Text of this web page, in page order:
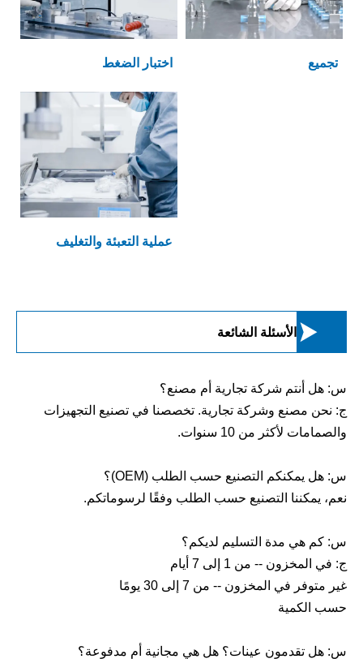
اختبار الضغط تجميع
عملية التعبئة والتغليف
 الأسئلة الشائعة
س: هل أنتم شركة تجارية أم مصنع؟
ج: نحن مصنع وشركة تجارية. تخصصنا في تصنيع التجهيزات
والصمامات لأكثر من 10 سنوات.
س: هل يمكنكم التصنيع حسب الطلب (OEM)؟
نعم، يمكننا التصنيع حسب الطلب وفقًا لرسوماتكم.
س: كم هي مدة التسليم لديكم؟
ج: في المخزون -- من 1 إلى 7 أيام
غير متوفر في المخزون -- من 7 إلى 30 يومًا
حسب الكمية
س: هل تقدمون عينات؟ هل هي مجانية أم مدفوعة؟